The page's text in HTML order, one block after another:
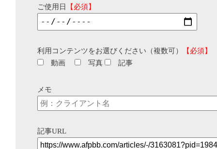
ご使用日 【必須】
利用コンテンツをお選びください（複数可）
【必須】
動画
写真 記事
メモ
記事URL